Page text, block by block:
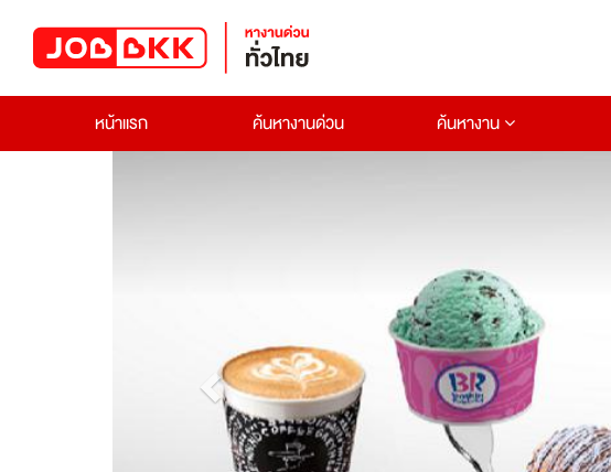
หน้าแรก
ค้นหางานด่วน ค้นหางาน